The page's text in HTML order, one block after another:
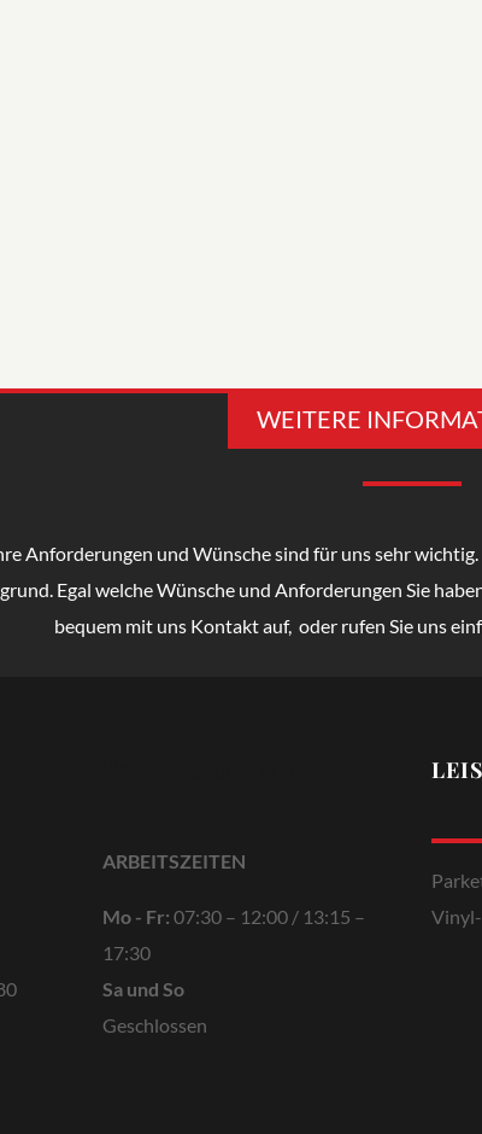
WEITERE
Anforderungen und Wünsche sind für uns sehr
Egal welche Wünsche und Anforderungen Sie
bequem mit uns Kontakt auf, oder rufen Sie uns
ARBEITSZEITEN
Mo - Fr:07:30 – 12:00 / 13:15 –
17:30
Sa und So
Geschlossen